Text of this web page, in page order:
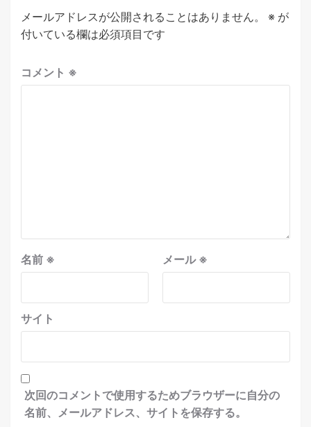
メールアドレスが公開されることはありません。 ※ が
付いている欄は必須項目です
コメント ※
名前 ※ メール※
サイト
次回のコメントで使用するためブラウザーに自分の
名前、メールアドレス、サイトを保存する。